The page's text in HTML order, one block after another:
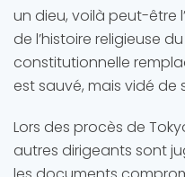
un dieu, voilà peut-être
de l’histoire religieuse
constitutionnelle
est sauvé, mais vidé de
Lors des procès de
autres dirigeants sont